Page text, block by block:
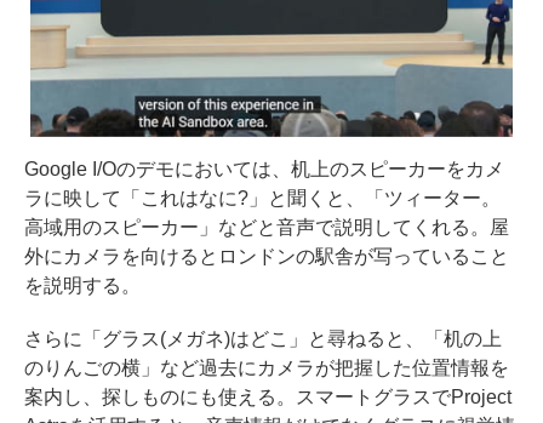
Google I/Oのデモにおいては、机上のスピーカーをカメ
ラに映して「これはなに?」と聞くと、「ツィーター。
高域用のスピーカー」などと音声で説明してくれる。屋
外にカメラを向けるとロンドンの駅舎が写っていること
を説明する。
さらに「グラス(メガネ)はどこ」と尋ねると、「机の上
のりんごの横」など過去にカメラが把握した位置情報を
案内し、探しものにも使える。スマートグラスでProject